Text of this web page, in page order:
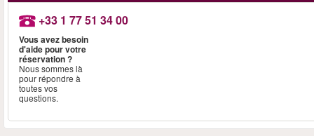
+33 1 77 51 34 00
Vous avez besoin
d'aide pour votre
réservation ?
Nous sommes là
pour répondre à
toutes vos
questions.